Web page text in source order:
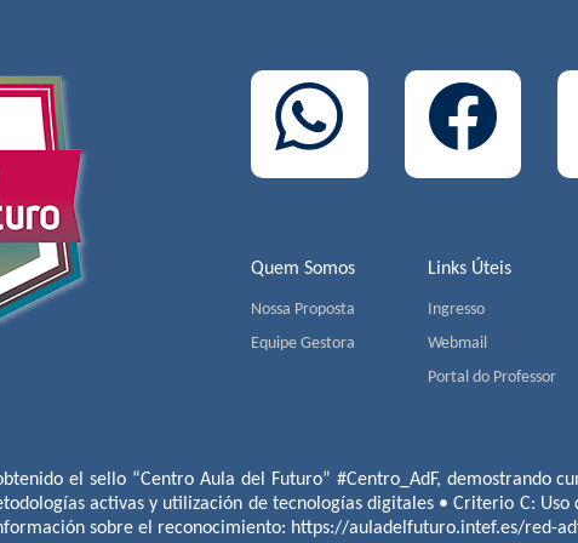
Quem Somos
Nossa Proposta
Equipe Gestora
Links Úteis
Ingresso
Webmail
Portal do Professor
el sello “Centro Aula del Futuro” #Centro_AdF, demostrando
activas y utilización de tecnologías digitales • Criterio C:
sobre el reconocimiento: https://auladelfuturo.intef.es/red-